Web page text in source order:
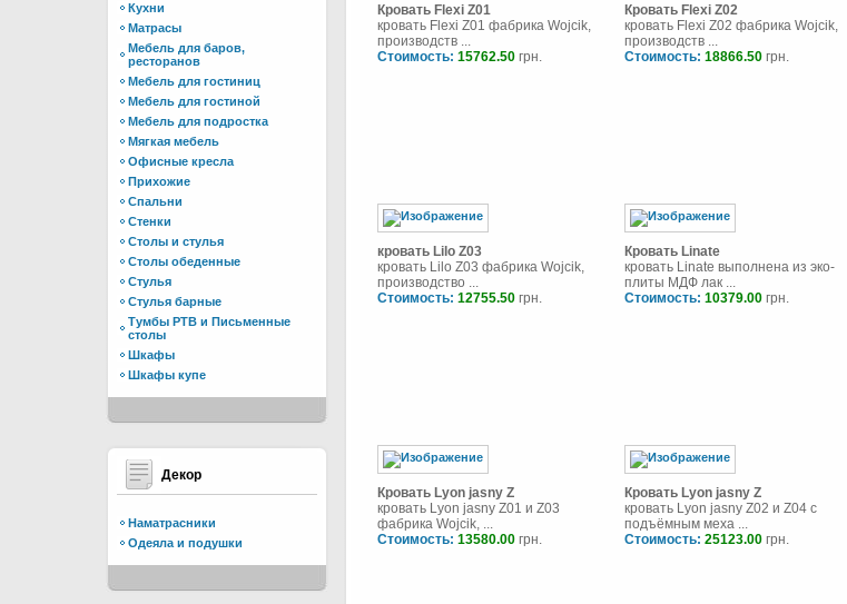
Кухни
Матрасы
Мебель для баров,
ресторанов
Мебель для гостиниц
Мебель для гостиной
Мебель для подростка
Мягкая мебель
Офисные кресла
Прихожие
Спальни
Стенки
Столы и стулья
Столы обеденные
Стулья
Стулья барные
Тумбы РТВ и Письменные
столы
Шкафы
Шкафы купе
Декор
Наматрасники
Одеяла и подушки
Кровать Flexi Z01
кровать Flexi Z01 фабрика Wojcik,
производств ...
Стоимость: 15762.50 грн.
Кровать Flexi Z02
кровать Flexi Z02 фабрика Wojcik,
производств ...
Стоимость: 18866.50 грн.
кровать Lilo Z03
кровать Lilo Z03 фабрика Wojcik,
производство ...
Стоимость: 12755.50 грн.
Кровать Linate
кровать Linate выполнена из эко-
плиты МДФ лак ...
Стоимость: 10379.00 грн.
Кровать Lyon jasny Z
кровать Lyon jasny Z01 и Z03
фабрика Wojcik, ...
Стоимость: 13580.00 грн.
Кровать Lyon jasny Z
кровать Lyon jasny Z02 и Z04 с
подъёмным меха ...
Стоимость: 25123.00 грн.